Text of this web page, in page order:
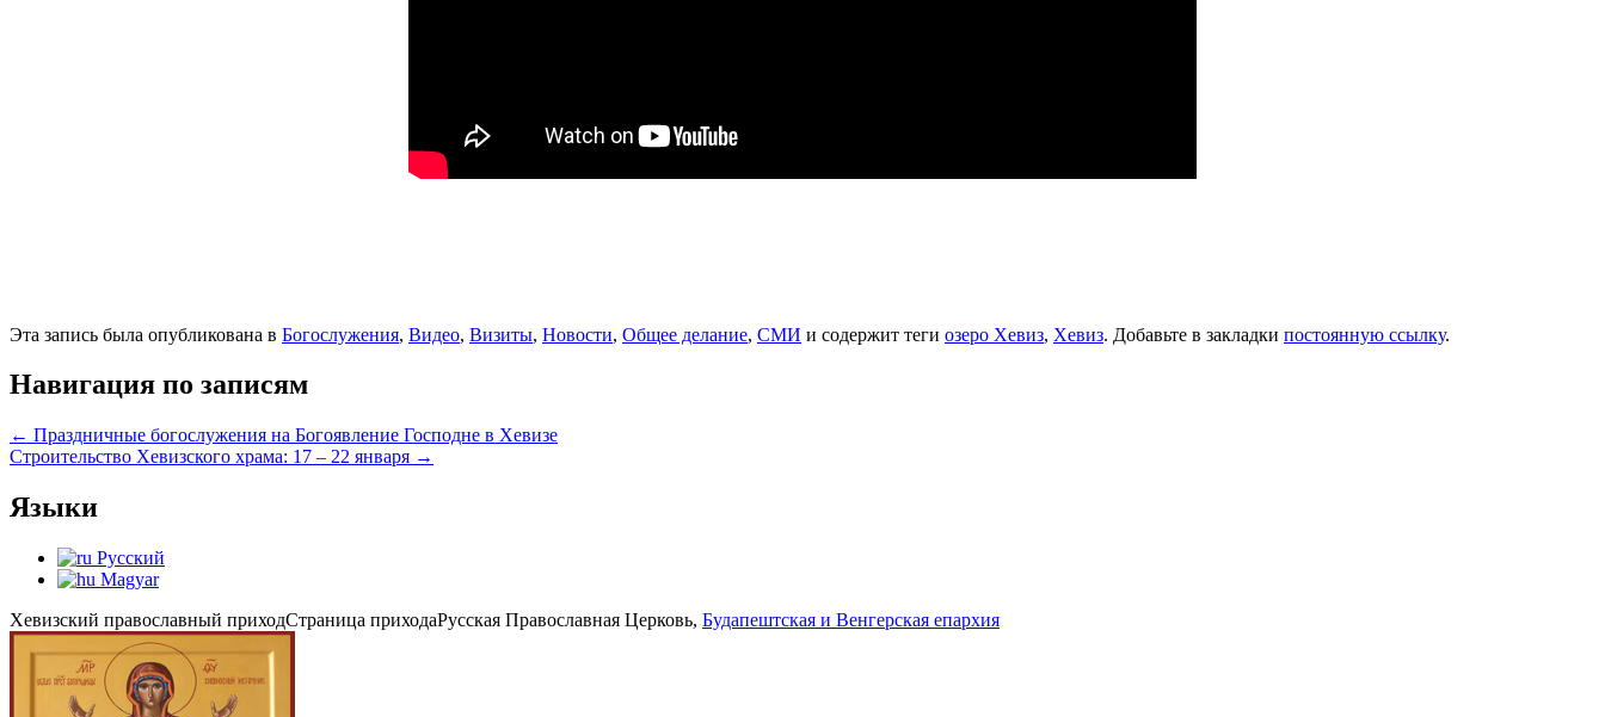
Эта запись была опубликована в Богослужения, Видео, Визиты, Новости, Общее делание, СМИ и содержит теги озеро Хевиз, Хевиз. Добавьте в закладки постоянную ссылку.
Навигация по записям
← Праздничные богослужения на Богоявление Господне в Хевизе
Строительство Хевизского храма: 17 – 22 января →
Языки
Русский
Magyar
Хевизский православный приходСтраница приходаРусская Православная Церковь, Будапештская и Венгерская епархия